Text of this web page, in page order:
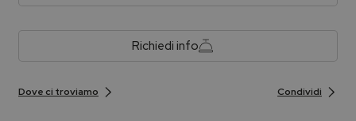
Richiedi info
Dove ci troviamo Condividi